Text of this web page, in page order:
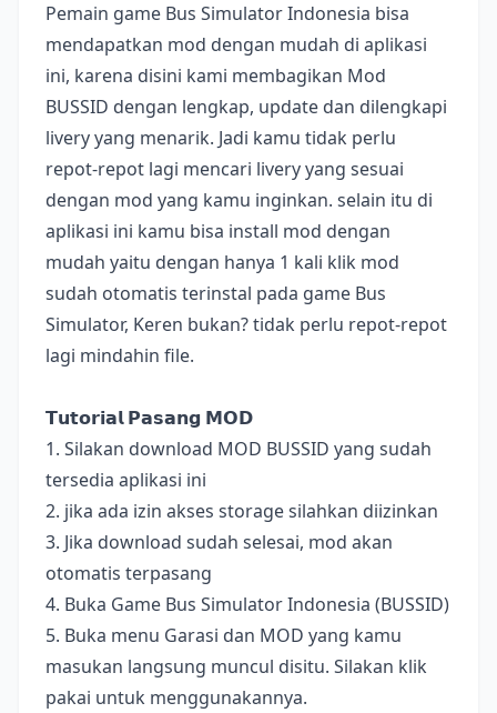
Pemain game Bus Simulator Indonesia bisa
mendapatkan mod dengan mudah di aplikasi
ini, karena disini kami membagikan Mod
BUSSID dengan lengkap, update dan dilengkapi
livery yang menarik. Jadi kamu tidak perlu
repot-repot lagi mencari livery yang sesuai
dengan mod yang kamu inginkan. selain itu di
aplikasi ini kamu bisa install mod dengan
mudah yaitu dengan hanya 1 kali klik mod
sudah otomatis terinstal pada game Bus
Simulator, Keren bukan? tidak perlu repot-repot
lagi mindahin file.
𝗧𝘂𝘁𝗼𝗿𝗶𝗮𝗹 𝗣𝗮𝘀𝗮𝗻𝗴 𝗠𝗢𝗗
1. Silakan download MOD BUSSID yang sudah
tersedia aplikasi ini
2. jika ada izin akses storage silahkan diizinkan
3. Jika download sudah selesai, mod akan
otomatis terpasang
4. Buka Game Bus Simulator Indonesia (BUSSID)
5. Buka menu Garasi dan MOD yang kamu
masukan langsung muncul disitu. Silakan klik
pakai untuk menggunakannya.